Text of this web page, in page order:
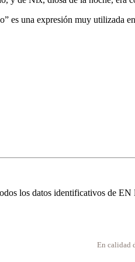
es una expresión muy utilizada
los datos identificativos de
En calidad